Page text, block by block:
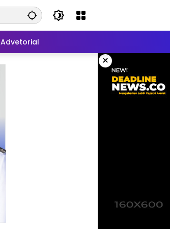
Advetorial
×